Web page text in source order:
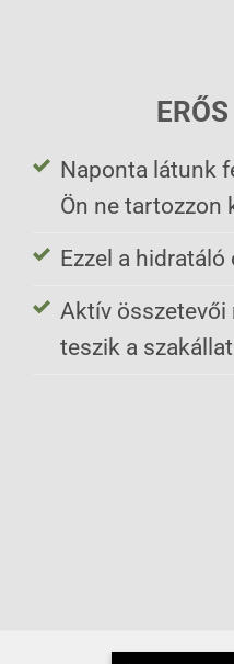
Naponta látunk
Ön ne tartozzon
Ezzel a
Aktív összetevői
teszik a